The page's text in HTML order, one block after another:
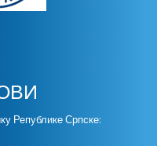
Републике Српске: